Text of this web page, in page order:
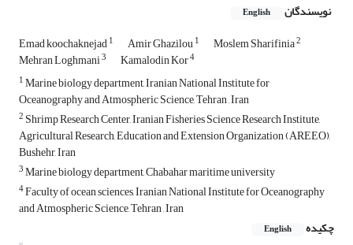
نویسندگان English
Emad koochaknejad1 Amir Ghazilou1 Moslem Sharifinia2
Mehran Loghmani3 Kamalodin Kor4
1Marine biology department, Iranian National Institute for
Oceanography and Atmospheric Science, Tehran , Iran
2 Shrimp Research Center, Iranian Fisheries Science Research Institute,
Agricultural Research, Education and Extension Organization (AREEO),
Bushehr, Iran
3Marine biology department, Chabahar maritime university
4Faculty of ocean sciences, Iranian National Institute for Oceanography
and Atmospheric Science, Tehran , Iran
چکیده
English